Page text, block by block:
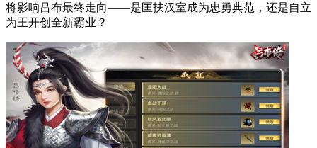
将影响吕布最终走向——是匡扶汉室成为忠勇典范，还是自立
为王开创全新霸业？